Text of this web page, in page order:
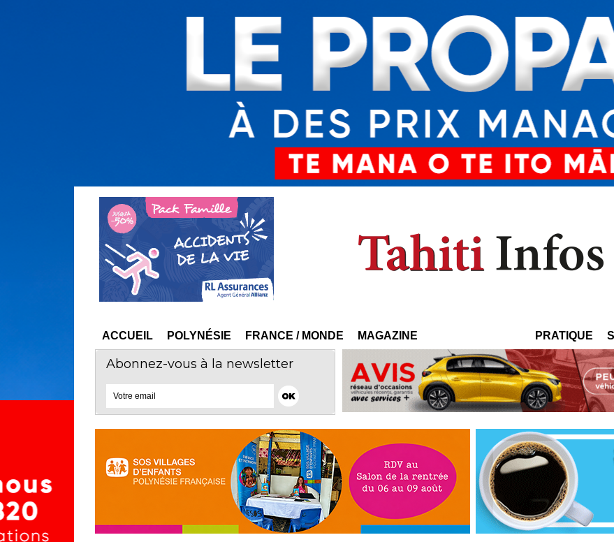
ACCUEIL POLYNÉSIE FRANCE / MONDE MAGAZINE PRATIQUE
Abonnez-vous à la newsletter